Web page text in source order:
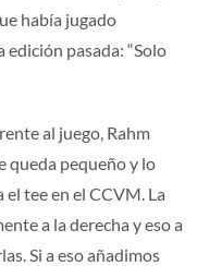
había jugado
edición pasada: “Solo
al juego, Rahm
queda pequeño y lo
tee en el CCVM. La
a la derecha y eso a
Si a eso añadimos